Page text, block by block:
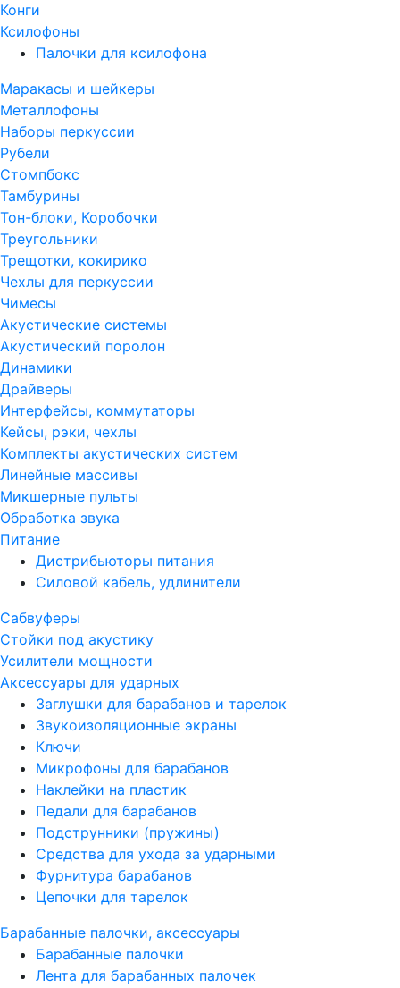
Конги
Ксилофоны
Палочки для ксилофона
Маракасы и шейкеры
Металлофоны
Наборы перкуссии
Рубели
Стомпбокс
Тамбурины
Тон-блоки, Коробочки
Треугольники
Трещотки, кокирико
Чехлы для перкуссии
Чимесы
Акустические системы
Акустический поролон
Динамики
Драйверы
Интерфейсы, коммутаторы
Кейсы, рэки, чехлы
Комплекты акустических систем
Линейные массивы
Микшерные пульты
Обработка звука
Питание
Дистрибьюторы питания
Силовой кабель, удлинители
Сабвуферы
Стойки под акустику
Усилители мощности
Аксессуары для ударных
Заглушки для барабанов и тарелок
Звукоизоляционные экраны
Ключи
Микрофоны для барабанов
Наклейки на пластик
Педали для барабанов
Подструнники (пружины)
Средства для ухода за ударными
Фурнитура барабанов
Цепочки для тарелок
Барабанные палочки, аксессуары
Барабанные палочки
Лента для барабанных палочек